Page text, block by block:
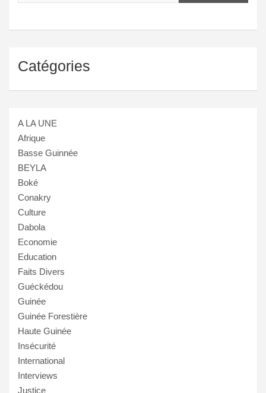
Catégories
A LA UNE
Afrique
Basse Guinnée
BEYLA
Boké
Conakry
Culture
Dabola
Economie
Education
Faits Divers
Guéckédou
Guinée
Guinée Forestière
Haute Guinée
Insécurité
International
Interviews
Justice